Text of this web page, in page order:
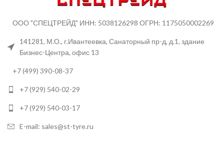
ООО "СПЕЦТРЕЙД" ИНН: 5038126298 ОГРН: 1175050002269
141281, М.О., г.Ивантеевка, Санаторный пр-д, д.1, здание
Бизнес-Центра, офис 13
+7 (499) 390-08-37
+7 (929) 540-02-29
+7 (929) 540-03-17
E-mail: sales@st-tyre.ru